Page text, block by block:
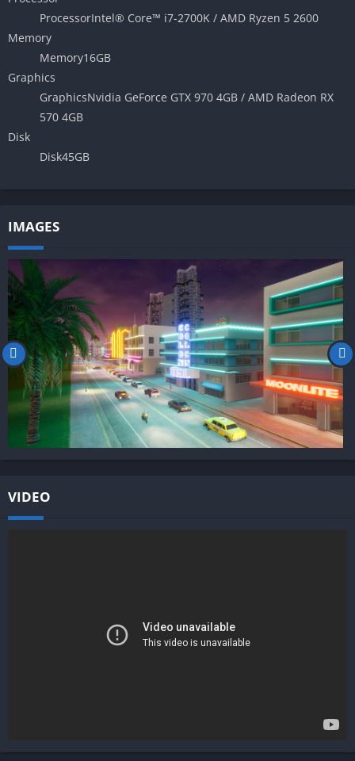
ProcessorIntel® Core™ i7-2700K / AMD Ryzen 5 2600
Memory
Memory16GB
Graphics
GraphicsNvidia GeForce GTX 970 4GB / AMD Radeon RX
570 4GB
Disk
Disk45GB
IMAGES
VIDEO